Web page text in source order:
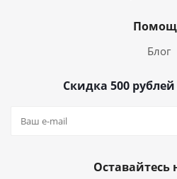
Блог
Скидка 500
Оставайтесь